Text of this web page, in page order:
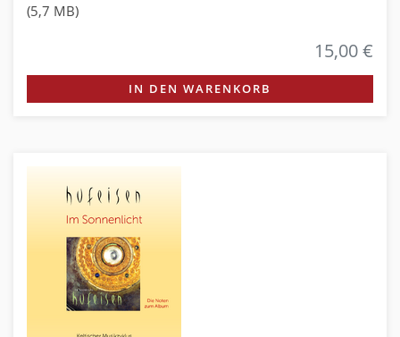
(5,7 MB)
15,00 €
IN DEN WARENKORB